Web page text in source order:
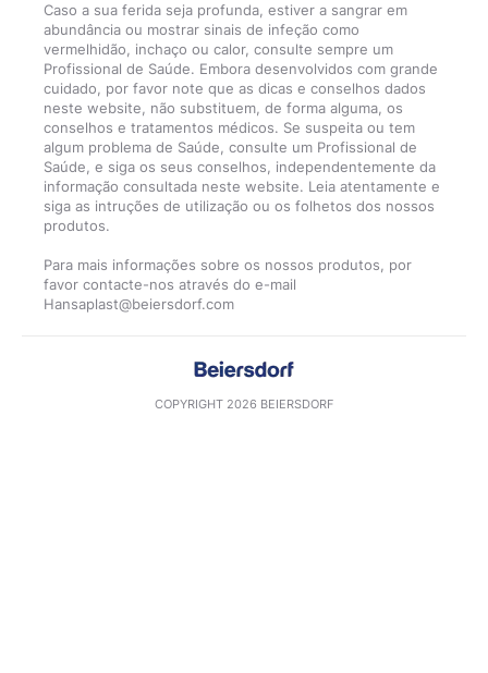
Caso a sua ferida seja profunda, estiver a sangrar em
abundância ou mostrar sinais de infeção como
vermelhidão, inchaço ou calor, consulte sempre um
Profissional de Saúde. Embora desenvolvidos com grande
cuidado, por favor note que as dicas e conselhos dados
neste website, não substituem, de forma alguma, os
conselhos e tratamentos médicos. Se suspeita ou tem
algum problema de Saúde, consulte um Profissional de
Saúde, e siga os seus conselhos, independentemente da
informação consultada neste website. Leia atentamente e
siga as intruções de utilização ou os folhetos dos nossos
produtos.
Para mais informações sobre os nossos produtos, por
favor contacte-nos através do e-mail
COPYRIGHT 2026 BEIERSDORF